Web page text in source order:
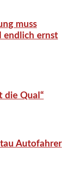
muss
endlich ernst
die Qual“
Autofahrer